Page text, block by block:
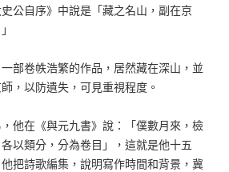
史公自序》中說是「藏之名山，副在京
部卷帙浩繁的作品，居然藏在深山，並
，以防遺失，可見重視程度。
他在《與元九書》說：「僕數月來，檢
以類分，分為卷目」，這就是他十五
把詩歌編集，說明寫作時間和背景，冀